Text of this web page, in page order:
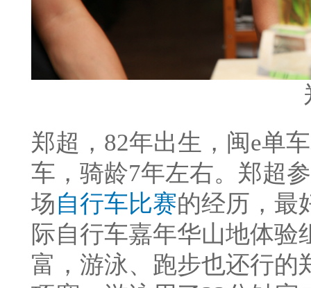
郑超，82年出生，闽e单
车，骑龄7年左右。郑超
场自行车比赛的经历，最
际自行车嘉年华山地体
富，游泳、跑步也还行的